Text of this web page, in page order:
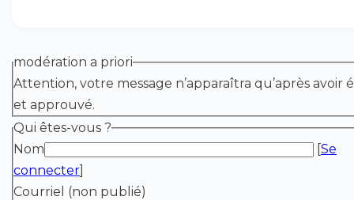
modération a priori
Attention, votre message n’apparaîtra qu’après avoir
et approuvé.
Qui êtes-vous ?
Nom
[Se
connecter]
Courriel (non publié)